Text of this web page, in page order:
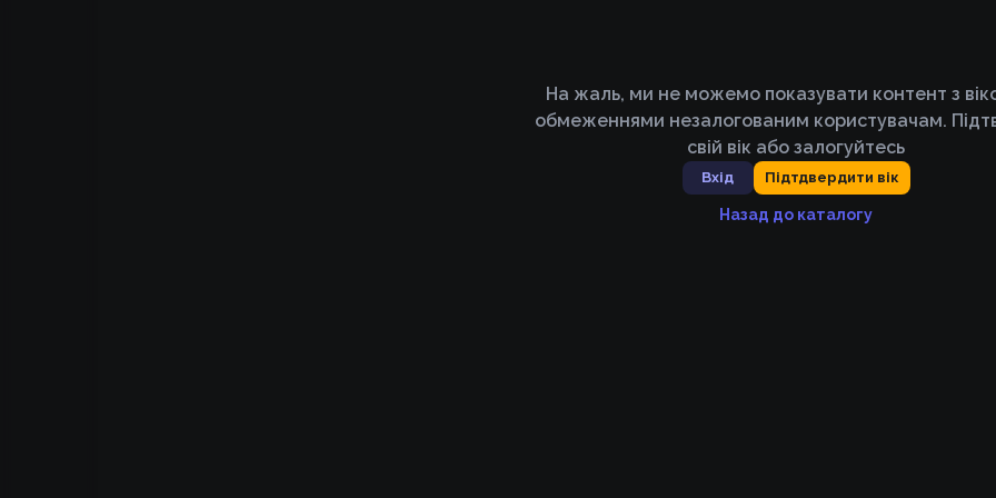
На жаль, ми не можемо показувати контент з
обмеженнями незалогованим користувачам.
свій вік або залогуйтесь
Вхід Підтдвердити вік
Назад до каталогу